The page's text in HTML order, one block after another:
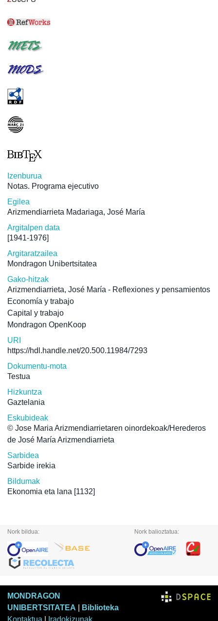
Izenburua
Notas. Programa ejecutivo
Egilea
Arizmendiarrieta Madariaga, José María
Argitalpen data
[1941-1976]
Argitaratzailea
Mondragon Unibertsitatea
Gako-hitzak
Arizmendiarrieta, José María - Reflexiones y pensamientos
Economía y trabajo
Capital y trabajo
Mondragon OpenKoop
URI
https://hdl.handle.net/20.500.11984/7293
Dokumentu-mota
Testua
Hizkuntza
Gaztelania
Eskubideak
© Jose Maria Arizmendiarrietaren oinordekoak/Herederos
de José María Arizmendiarrieta
Sarbidea
Sarbide irekia
Bildumak
Ekonomia eta lana [1132]
Nork bildua: Nork balioztatua:
MONDRAGON
UNIBERTSITATEA
Biblioteka